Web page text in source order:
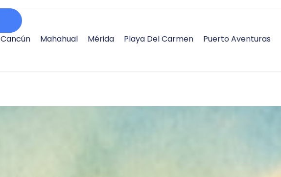
Cancún Mahahual Mérida Playa Del Carmen Puerto Aventuras